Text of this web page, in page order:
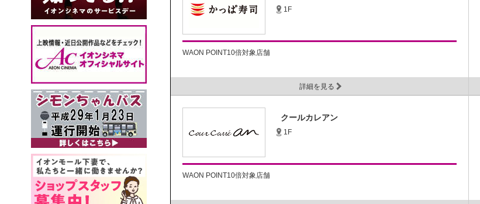
1F
WAON POINT10倍対象店舗
詳細を見る
クールカレアン
1F
WAON POINT10倍対象店舗